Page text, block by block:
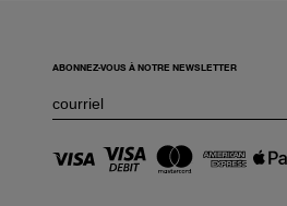
ABONNEZ-VOUS À NOTRE NEWSLETTER